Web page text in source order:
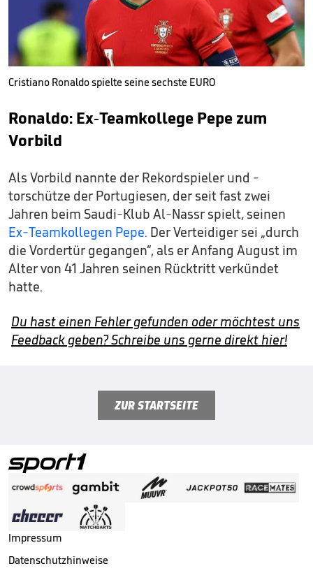
Cristiano Ronaldo spielte seine sechste EURO
Ronaldo: Ex-Teamkollege Pepe zum
Vorbild
Als Vorbild nannte der Rekordspieler und -
torschütze der Portugiesen, der seit fast zwei
Jahren beim Saudi-Klub Al-Nassr spielt, seinen
Ex-Teamkollegen Pepe. Der Verteidiger sei „durch
die Vordertür gegangen“, als er Anfang August im
Alter von 41 Jahren seinen Rücktritt verkündet
hatte.
Du hast einen Fehler gefunden oder möchtest uns
Feedback geben? Schreibe uns gerne direkt hier!
ZUR STARTSEITE
Impressum
Datenschutzhinweise